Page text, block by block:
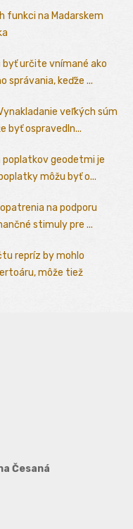
funkci na Madarskem
určite vnímané ako
správania, keďže ...
veľkých súm
byť ospravedln...
geodetmi je
môžu byť o...
na podporu
stimuly pre ...
repríz by mohlo
môže tiež
Česaná